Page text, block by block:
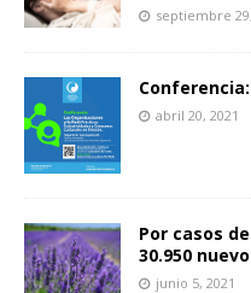
septiembre
abril 20, 2021
Por casos
30.950
junio 5, 2021